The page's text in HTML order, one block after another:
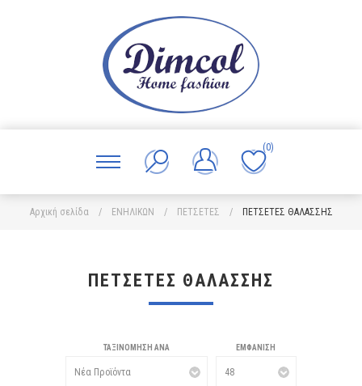
(0)
Αρχική σελίδα / ΕΝΗΛΙΚΩΝ / ΠΕΤΣΕΤΕΣ / ΠΕΤΣΕΤΕΣ ΘΑΛΑΣΣΗΣ
ΠΕΤΣΕΤΕΣ ΘΑΛΑΣΣΗΣ
ΤΑΞΙΝΌΜΗΣΗ ΑΝΆ ΕΜΦΆΝΙΣΗ